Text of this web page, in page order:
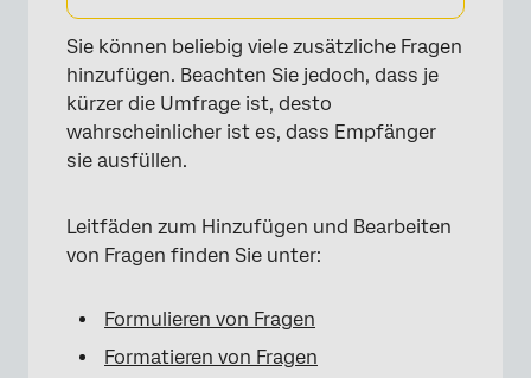
Sie können beliebig viele zusätzliche Fragen
hinzufügen. Beachten Sie jedoch, dass je
kürzer die Umfrage ist, desto
wahrscheinlicher ist es, dass Empfänger
sie ausfüllen.
Leitfäden zum Hinzufügen und Bearbeiten
von Fragen finden Sie unter:
Formulieren von Fragen
Formatieren von Fragen